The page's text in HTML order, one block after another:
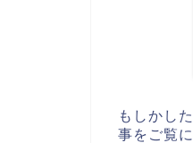
もしかし
事をご覧